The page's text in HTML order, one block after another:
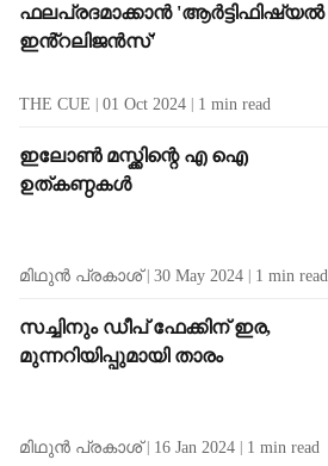
ഫലപ്രദമാക്കാൻ 'ആർട്ടിഫിഷ്യൽ
ഇൻ്റലിജൻസ്'
THE CUE 01 Oct 2024 1 min read
ഇലോൺ മസ്ക്കിന്റെ എ ഐ
ഉത്കണ്ഠകൾ
മിഥുൻ പ്രകാശ് 30 May 2024 1 min read
സച്ചിനും ഡീപ് ഫേക്കിന് ഇര,
മുന്നറിയിപ്പുമായി താരം
മിഥുൻ പ്രകാശ് 16 Jan 2024 1 min read